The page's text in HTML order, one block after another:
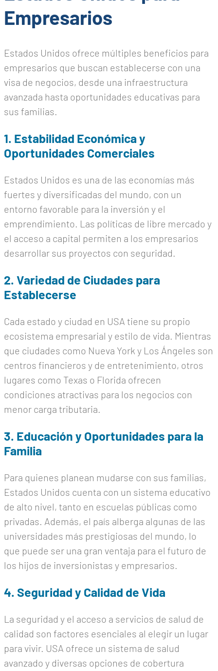
Empresarios
Estados Unidos ofrece múltiples beneficios para
empresarios que buscan establecerse con una
visa de negocios, desde una infraestructura
avanzada hasta oportunidades educativas para
sus familias.
1. Estabilidad Económica y
Oportunidades Comerciales
Estados Unidos es una de las economías más
fuertes y diversificadas del mundo, con un
entorno favorable para la inversión y el
emprendimiento. Las políticas de libre mercado y
el acceso a capital permiten a los empresarios
desarrollar sus proyectos con seguridad.
2. Variedad de Ciudades para
Establecerse
Cada estado y ciudad en USA tiene su propio
ecosistema empresarial y estilo de vida. Mientras
que ciudades como Nueva York y Los Ángeles son
centros financieros y de entretenimiento, otros
lugares como Texas o Florida ofrecen
condiciones atractivas para los negocios con
menor carga tributaria.
3. Educación y Oportunidades para la
Familia
Para quienes planean mudarse con sus familias,
Estados Unidos cuenta con un sistema educativo
de alto nivel, tanto en escuelas públicas como
privadas. Además, el país alberga algunas de las
universidades más prestigiosas del mundo, lo
que puede ser una gran ventaja para el futuro de
los hijos de inversionistas y empresarios.
4. Seguridad y Calidad de Vida
La seguridad y el acceso a servicios de salud de
calidad son factores esenciales al elegir un lugar
para vivir. USA ofrece un sistema de salud
avanzado y diversas opciones de cobertura